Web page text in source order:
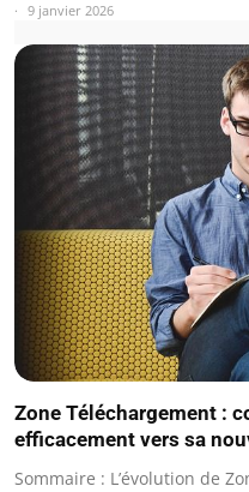
9 janvier 2026
Zone Téléchargement :
efficacement vers sa
Sommaire : L’évolution de